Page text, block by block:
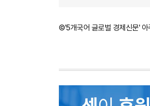
©'5개국어 글로벌 경제신문' 아